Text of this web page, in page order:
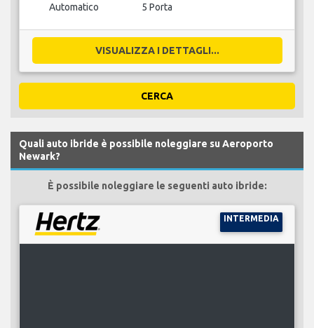
Automatico 5 Porta
VISUALIZZA I DETTAGLI...
CERCA
Quali auto ibride è possibile noleggiare su Aeroporto
Newark?
È possibile noleggiare le seguenti auto ibride:
INTERMEDIA